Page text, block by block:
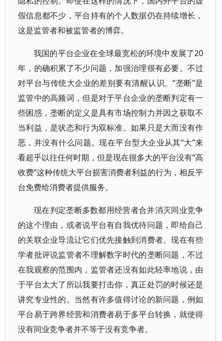
假信息都不少，平台持有的个人数据仍在持续增长，
这是监管者和被监管者的博弈。
我国的平台企业在全球最宽松的环境中发展了20
年，的确积累了不少问题，加强治理很有必要。不过
对平台与传统大企业的差别要有清醒认识。“垄断”是
监管中的高频词，但是对于平台企业的垄断判定有一
些困惑，垄断的定义是具有市场控制力并因之获取不
当利益，是状态和行为双标准。如果只是大而没有作
恶，并没有什么问题。现在平台型大企业从其“大”来
看超乎以往任何时期，但是现在很多大的平台没有“高
收费”这种传统大平台损害消费者利益的行为，相反平
台免费给消费者提供服务。
现在判定垄断多数都用经营者合并消灭同业竞争
的这个理由，或者说平台有自我优待问题，即给自己
的关联企业导流让它们优先接触到消费者。现在有些
学者批评说监管者不理解数字时代的垄断问题，不过
在我观察的范围内，监管者还没有如此轻率地说，由
于平台太大了所以我要打击你，真正处罚的时候还是
讲究专业性的。当然有许多值得讨论的新问题，例如
平台易于跨界经营和消费者易于多平台转换，就使得
没有同业竞争者并不等于没有竞争者。